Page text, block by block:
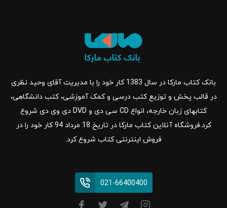
بانک کتاب مارکا در سال 1383 کار خود را با مدیریت آقای وحید نظری
در قالب پخش و توزیع کتب درسی و کمک آموزشی، کتب دانشگاهی،
کتابهای زبان خارجه، انواع CD سی دی و DVD دی وی دی شروع
کرد.فروشگاه آنلاین کتاب مارکا در تاریخ 18 مرداد 94 کار خود را در
فروش اینترنتی کتاب شروع کرد.
021-66400400